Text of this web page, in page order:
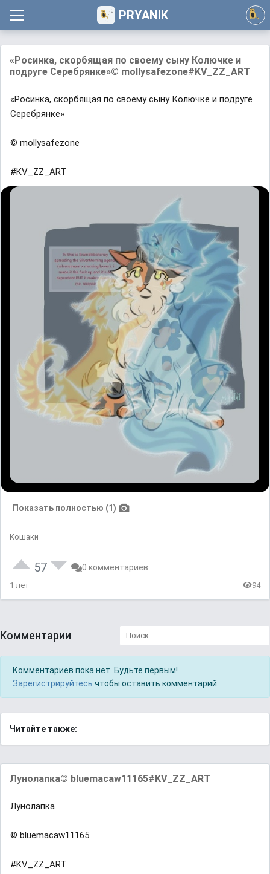
PRYANIK
«Росинка, скорбящая по своему сыну Колючке и
подруге Серебрянке»© mollysafezone#KV_ZZ_ART
«Росинка, скорбящая по своему сыну Колючке и подруге
Серебрянке»
© mollysafezone
#KV_ZZ_ART
Показать полностью (1)
Кошаки
57 0 комментариев
1 лет 94
Комментарии
Комментариев пока нет. Будьте первым!
Зарегистрируйтесь чтобы оставить комментарий.
Читайте также:
Лунолапка© bluemacaw11165#KV_ZZ_ART
Лунолапка
© bluemacaw11165
#KV_ZZ_ART